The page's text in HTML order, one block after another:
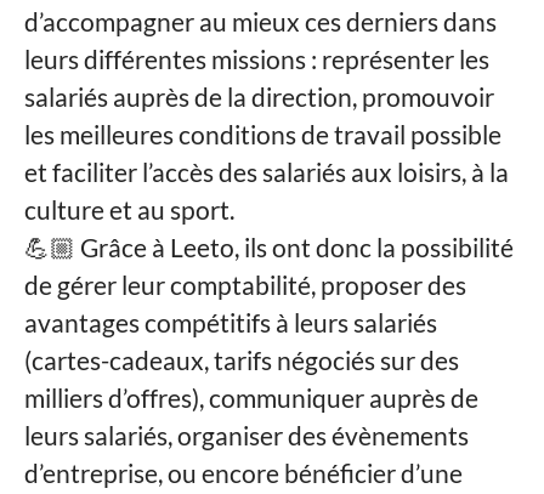
d’accompagner au mieux ces derniers dans
leurs différentes missions : représenter les
salariés auprès de la direction, promouvoir
les meilleures conditions de travail possible
et faciliter l’accès des salariés aux loisirs, à la
culture et au sport.
💪🏼 Grâce à Leeto, ils ont donc la possibilité
de gérer leur comptabilité, proposer des
avantages compétitifs à leurs salariés
(cartes-cadeaux, tarifs négociés sur des
milliers d’offres), communiquer auprès de
leurs salariés, organiser des évènements
d’entreprise, ou encore bénéficier d’une